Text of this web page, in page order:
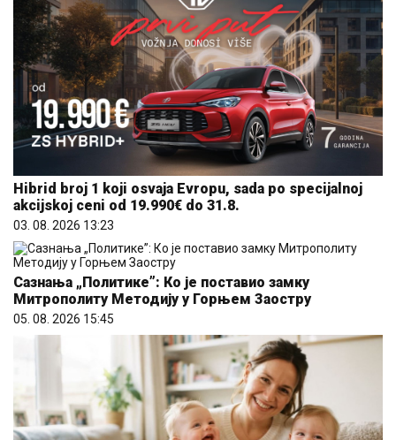
Hibrid broj 1 koji osvaja Evropu, sada po specijalnoj
akcijskoj ceni od 19.990€ do 31.8.
03. 08. 2026 13:23
Сазнања „Политике”: Ко је поставио замку
Митрополиту Методију у Горњем Заостру
05. 08. 2026 15:45